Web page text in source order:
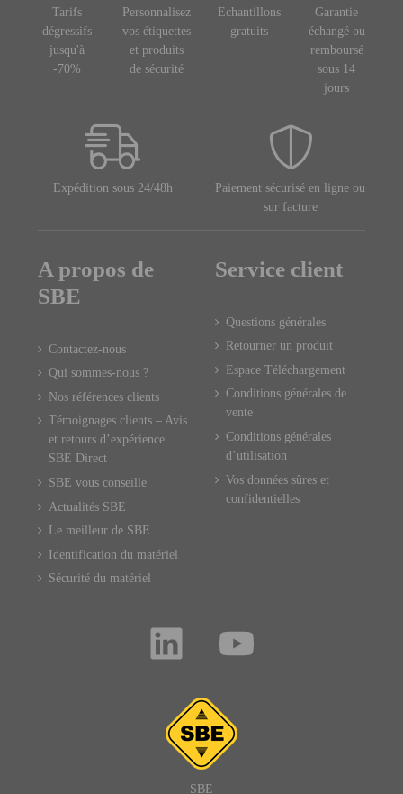
Tarifs
dégressifs
jusqu'à
-70%
Personnalisez
vos étiquettes
et produits
de sécurité
Echantillons
gratuits
Garantie
échangé ou
remboursé
sous 14
jours
Expédition sous 24/48h
Paiement sécurisé en ligne ou
sur facture
A propos de
SBE
Contactez-nous
Qui sommes-nous ?
Nos références clients
Témoignages clients – Avis
et retours d’expérience
SBE Direct
SBE vous conseille
Actualités SBE
Le meilleur de SBE
Identification du matériel
Sécurité du matériel
Service client
Questions générales
Retourner un produit
Espace Téléchargement
Conditions générales de
vente
Conditions générales
d’utilisation
Vos données sûres et
confidentielles
SBE